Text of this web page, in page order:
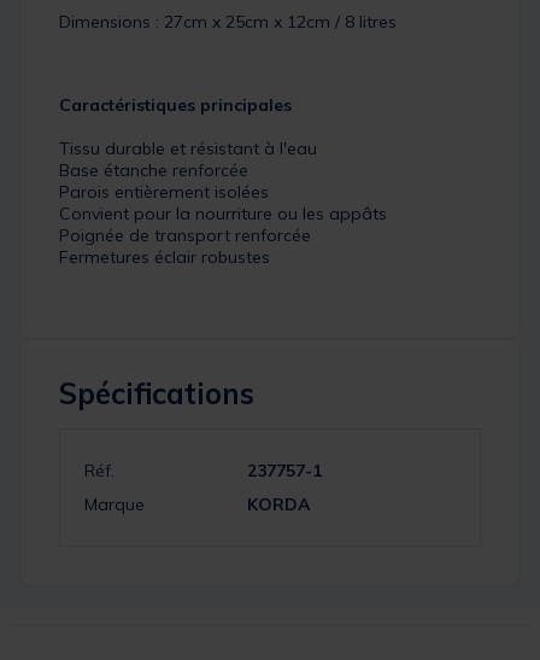
Dimensions : 27cm x 25cm x 12cm / 8 litres
Caractéristiques principales
Tissu durable et résistant à l'eau
Base étanche renforcée
Parois entièrement isolées
Convient pour la nourriture ou les appâts
Poignée de transport renforcée
Fermetures éclair robustes
Spécifications
Réf.
237757-1
Marque
KORDA